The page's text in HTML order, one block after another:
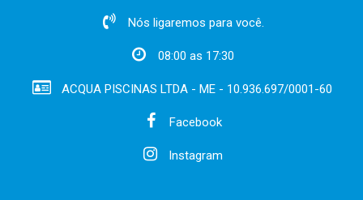
Nós ligaremos para você.
08:00 as 17:30
ACQUA PISCINAS LTDA - ME - 10.936.697/0001-60
Facebook
Instagram